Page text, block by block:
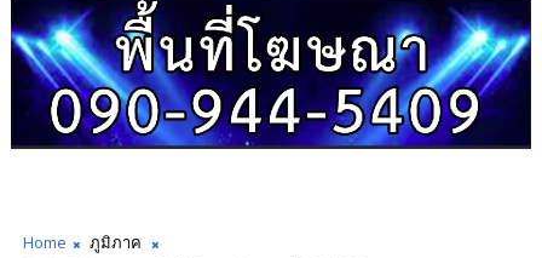
Home
ภูมิภาค